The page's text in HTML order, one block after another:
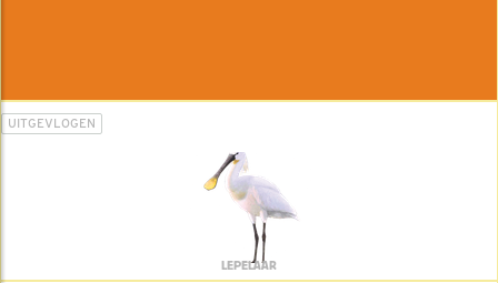
UITGEVLOGEN
LEPELAAR